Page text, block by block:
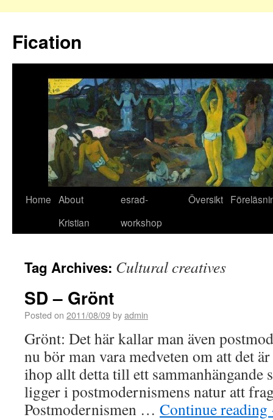
Fication
Home About
Kristian
esrad-
workshop
Översikt
Tag Archives: Cultural creatives
SD – Grönt
Posted on 2011/08/09byadmin
Grönt: Det här kallar man även
nu bör man vara medveten om att det
ihop allt detta till ett sammanhängande
ligger i postmodernismens natur att
Postmodernismen … Continue reading